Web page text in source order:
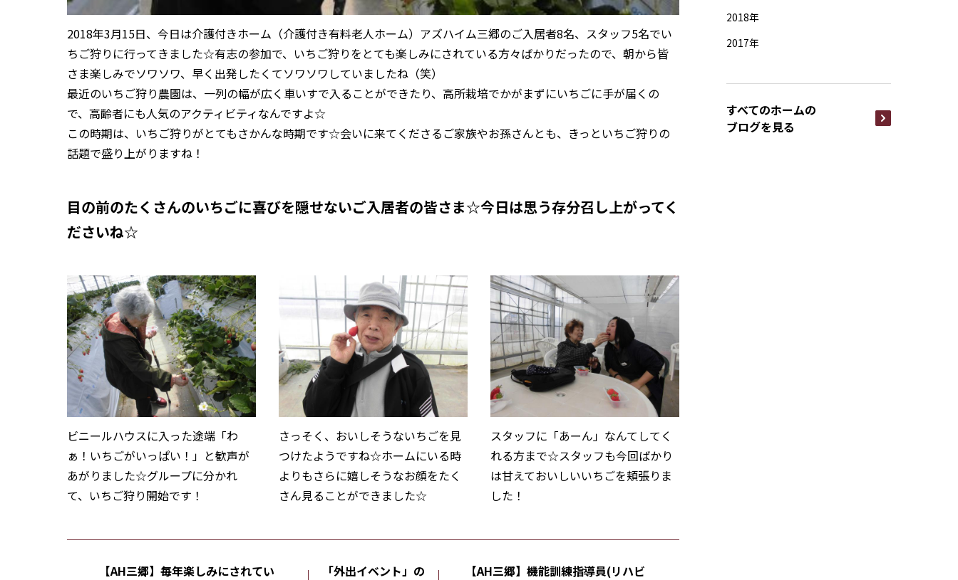
2018年3月15日、今日は介護付きホーム（介護付き有料老人ホーム）アズハイム三郷のご入居者8名、スタッフ5名でい
ちご狩りに行ってきました☆有志の参加で、いちご狩りをとても楽しみにされている方々ばかりだったので、朝から皆
さま楽しみでソワソワ、早く出発したくてソワソワしていましたね（笑）
最近のいちご狩り農園は、一列の幅が広く車いすで入ることができたり、高所栽培でかがまずにいちごに手が届くの
で、高齢者にも人気のアクティビティなんですよ☆
この時期は、いちご狩りがとてもさかんな時期です☆会いに来てくださるご家族やお孫さんとも、きっといちご狩りの
話題で盛り上がりますね！
目の前のたくさんのいちごに喜びを隠せないご入居者の皆さま☆今日は思う存分召し上がってく
ださいね☆
ビニールハウスに入った途端「わ
ぁ！いちごがいっぱい！」と歓声が
あがりました☆グループに分かれ
て、いちご狩り開始です！
さっそく、おいしそうないちごを見
つけたようですね☆ホームにいる時
よりもさらに嬉しそうなお顔をたく
さん見ることができました☆
スタッフに「あーん」なんてしてく
れる方まで☆スタッフも今回ばかり
は甘えておいしいいちごを頬張りま
した！
【AH三郷】毎年楽しみにされてい
【AH三郷】機能訓練指導員(リハビ
「外出イベント」の
2018年
2017年
すべてのホームの
ブログを見る